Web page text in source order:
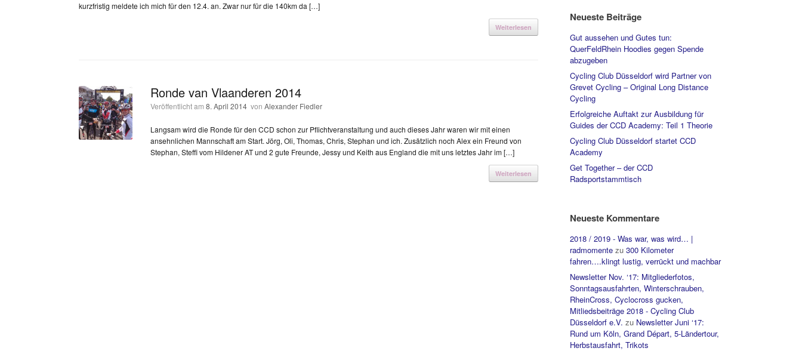
kurzfristig meldete ich mich für den 12.4. an. Zwar nur für die 140km da […]
Weiterlesen
Ronde van Vlaanderen 2014
Veröffentlicht am8. April 2014 vonAlexander Fiedler
Langsam wird die Ronde für den CCD schon zur Pflichtveranstaltung und auch dieses Jahr waren wir mit einen
ansehnlichen Mannschaft am Start. Jörg, Oli, Thomas, Chris, Stephan und ich. Zusätzlich noch Alex ein Freund von
Stephan, Steffi vom Hildener AT und 2 gute Freunde, Jessy und Keith aus England die mit uns letztes Jahr im […]
Weiterlesen
Neueste Beiträge
Gut aussehen und Gutes tun:
QuerFeldRhein Hoodies gegen Spende
abzugeben
Cycling Club Düsseldorf wird Partner von
Grevet Cycling – Original Long Distance
Cycling
Erfolgreiche Auftakt zur Ausbildung für
Guides der CCD Academy: Teil 1 Theorie
Cycling Club Düsseldorf startet CCD
Academy
Get Together – der CCD
Radsportstammtisch
Neueste Kommentare
2018 / 2019 - Was war, was wird… |
radmomente zu300 Kilometer
fahren….klingt lustig, verrückt und machbar
Newsletter Nov. ‘17: Mitgliederfotos,
Sonntagsausfahrten, Winterschrauben,
RheinCross, Cyclocross gucken,
Mitliedsbeiträge 2018 - Cycling Club
Düsseldorf e.V. zu Newsletter Juni ‘17:
Rund um Köln, Grand Départ, 5-Ländertour,
Herbstausfahrt, Trikots